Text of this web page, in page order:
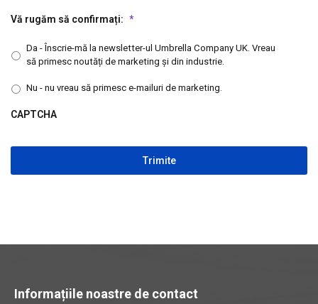
Vă rugăm să confirmați: *
Da - Înscrie-mă la newsletter-ul Umbrella Company UK. Vreau
să primesc noutăți de marketing și din industrie.
Nu - nu vreau să primesc e-mailuri de marketing.
CAPTCHA
Informațiile noastre de contact